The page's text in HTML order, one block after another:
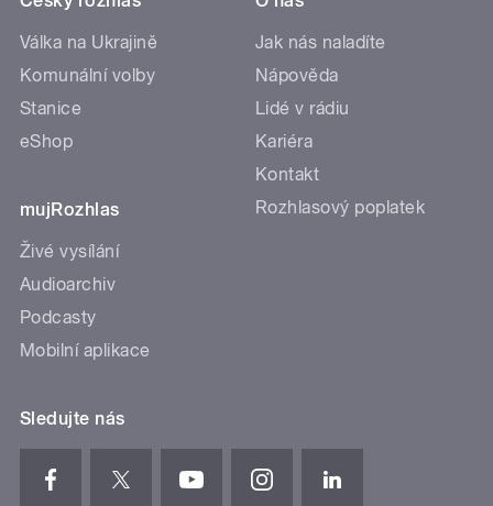
Válka na Ukrajině
Komunální volby
Stanice
eShop
mujRozhlas
Živé vysílání
Audioarchiv
Podcasty
Mobilní aplikace
Jak nás naladíte
Nápověda
Lidé v rádiu
Kariéra
Kontakt
Rozhlasový poplatek
Sledujte nás